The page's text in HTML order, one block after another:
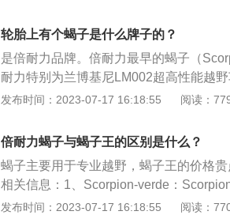
速度等级。２、速度等级：按照可承载
为A-Z等不同等级，其中A级又可细分为
级的字母越靠后，说明轮胎性能越好。
轮胎上有个蝎子是什么牌子的？
是倍耐力品牌。倍耐力最早的蝎子（
耐力特别为兰博基尼LM002超高性能越
的相关介绍如下：轮胎介绍：轮胎是橡
存方法：如果保存的环境适宜，恒温避
再使用并没有什么问题。如果保存的地
算没有用过一样是不适合使用，没有了
发布时间：2023-07-17 16:18:55 阅读：
倍耐力蝎子与蝎子王的区别是什么？
蝎子主要用于专业越野，蝎子王的价格
相关信息：1、Scorpion-verde：
的绿色环保SUV轮胎。它充分采用了倍
发布时间：2023-07-17 16:18:55 阅读：